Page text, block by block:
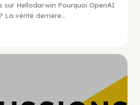
sur Hellodarwin Pourquoi OpenAI
La vérité derrière...